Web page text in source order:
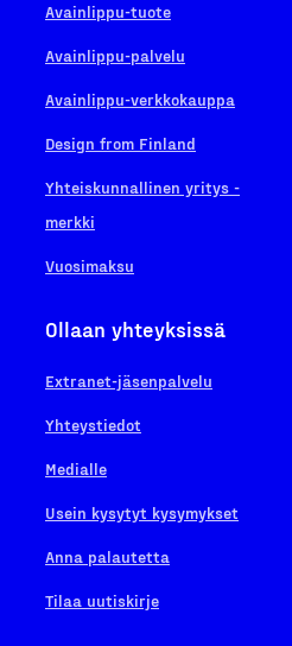
Avainlippu-tuote
Avainlippu-palvelu
Avainlippu-verkkokauppa
Design from Finland
Yhteiskunnallinen yritys -
merkki
Vuosimaksu
Ollaan yhteyksissä
Extranet-jäsenpalvelu
Yhteystiedot
Medialle
Usein kysytyt kysymykset
Anna palautetta
Tilaa uutiskirje